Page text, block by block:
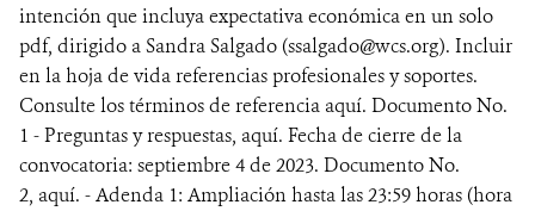
intención que incluya expectativa económica en un solo
pdf, dirigido a Sandra Salgado (ssalgado@wcs.org). Incluir
en la hoja de vida referencias profesionales y soportes.
Consulte los términos de referencia aquí. Documento No.
1 - Preguntas y respuestas, aquí. Fecha de cierre de la
convocatoria: septiembre 4 de 2023. Documento No.
2, aquí. - Adenda 1: Ampliación hasta las 23:59 horas (hora